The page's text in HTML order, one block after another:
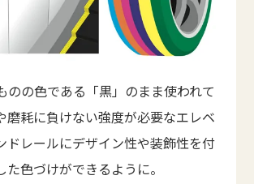
の色である「黒」のまま使われて
磨耗に負けない強度が必要なエレベ
ドレールにデザイン性や装飾性を付
た色づけができるように。